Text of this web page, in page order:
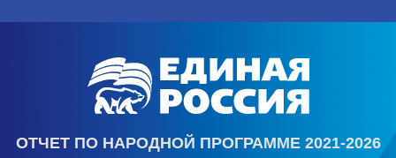
ОТЧЕТ ПО НАРОДНОЙ ПРОГРАММЕ 2021-2026